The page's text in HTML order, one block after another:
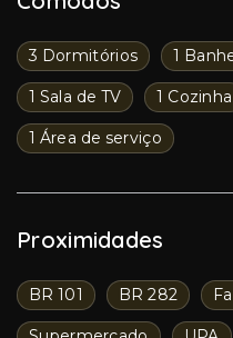
3 Dormitórios 1
1 Sala de TV 1 Cozinha
1 Área de serviço
Proximidades
BR 101 BR 282